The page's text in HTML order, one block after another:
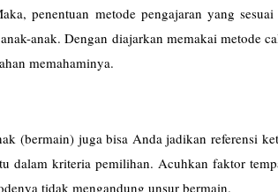
penentuan metode pengajaran yang
anak. Dengan diajarkan memakai metode
memahaminya.
(bermain) juga bisa Anda jadikan referensi
dalam kriteria pemilihan. Acuhkan faktor
tidak mengandung unsur bermain.